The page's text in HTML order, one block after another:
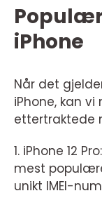
iPhone
Når det
iPhone, kan
ettertraktede
1. iPhone 12
mest
unikt IMEI-